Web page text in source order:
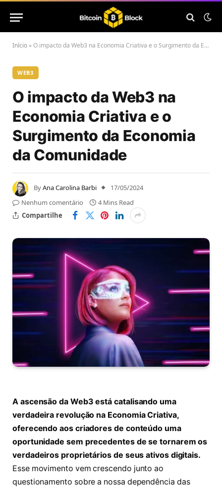
Início »O impacto da Web3 na Economia Criativa e o Surgimento da Economia da Comunidade
WEB3
O impacto da Web3 na
Economia Criativa e o
Surgimento da Economia
da Comunidade
ByAna Carolina Barbi
17/05/2024
Nenhum comentário
4 Mins Read
Compartilhe
A ascensão da Web3 está catalisando uma
verdadeira revolução na Economia Criativa,
oferecendo aos criadores de conteúdo uma
oportunidade sem precedentes de se tornarem os
verdadeiros proprietários de seus ativos digitais.
Esse movimento vem crescendo junto ao
questionamento sobre a nossa dependência das